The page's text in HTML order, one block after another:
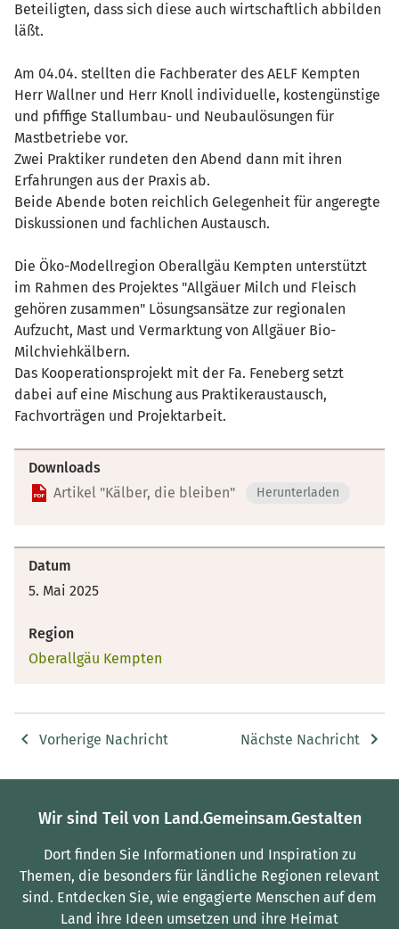
Beteiligten, dass sich diese auch wirtschaftlich abbilden
läßt.
Am 04.04. stellten die Fachberater des AELF Kempten
Herr Wallner und Herr Knoll individuelle, kostengünstige
und pfiffige Stallumbau- und Neubaulösungen für
Mastbetriebe vor.
Zwei Praktiker rundeten den Abend dann mit ihren
Erfahrungen aus der Praxis ab.
Beide Abende boten reichlich Gelegenheit für angeregte
Diskussionen und fachlichen Austausch.
Die Öko-Modellregion Oberallgäu Kempten unterstützt
im Rahmen des Projektes "Allgäuer Milch und Fleisch
gehören zusammen" Lösungsansätze zur regionalen
Aufzucht, Mast und Vermarktung von Allgäuer Bio-
Milchviehkälbern.
Das Kooperationsprojekt mit der Fa. Feneberg setzt
dabei auf eine Mischung aus Praktikeraustausch,
Fachvorträgen und Projektarbeit.
Downloads
Artikel "Kälber, die bleiben"
Herunterladen
Datum
5. Mai 2025
Region
Oberallgäu Kempten
Vorherige Nachricht Nächste Nachricht
Wir sind Teil von Land.Gemeinsam.Gestalten
Dort finden Sie Informationen und Inspiration zu
Themen, die besonders für ländliche Regionen relevant
sind. Entdecken Sie, wie engagierte Menschen auf dem
Land ihre Ideen umsetzen und ihre Heimat